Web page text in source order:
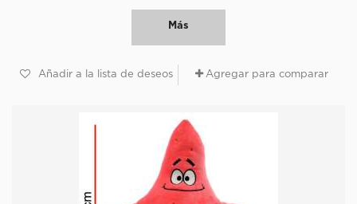
Más
Añadir a la lista de deseos Agregar para comparar